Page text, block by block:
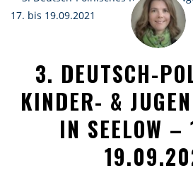
3. DEUTSCH-
KINDER- &
IN SEELOW